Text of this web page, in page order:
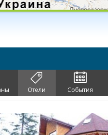
Отели События